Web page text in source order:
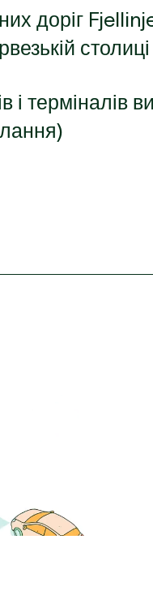
доріг
і терміналів